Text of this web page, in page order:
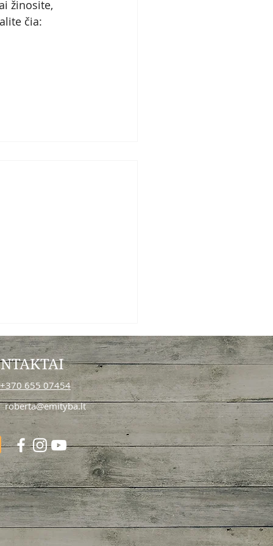
žinosite,
čia:
su avokadu, feta ir
+370 655 07454
roberta@emityba.lt